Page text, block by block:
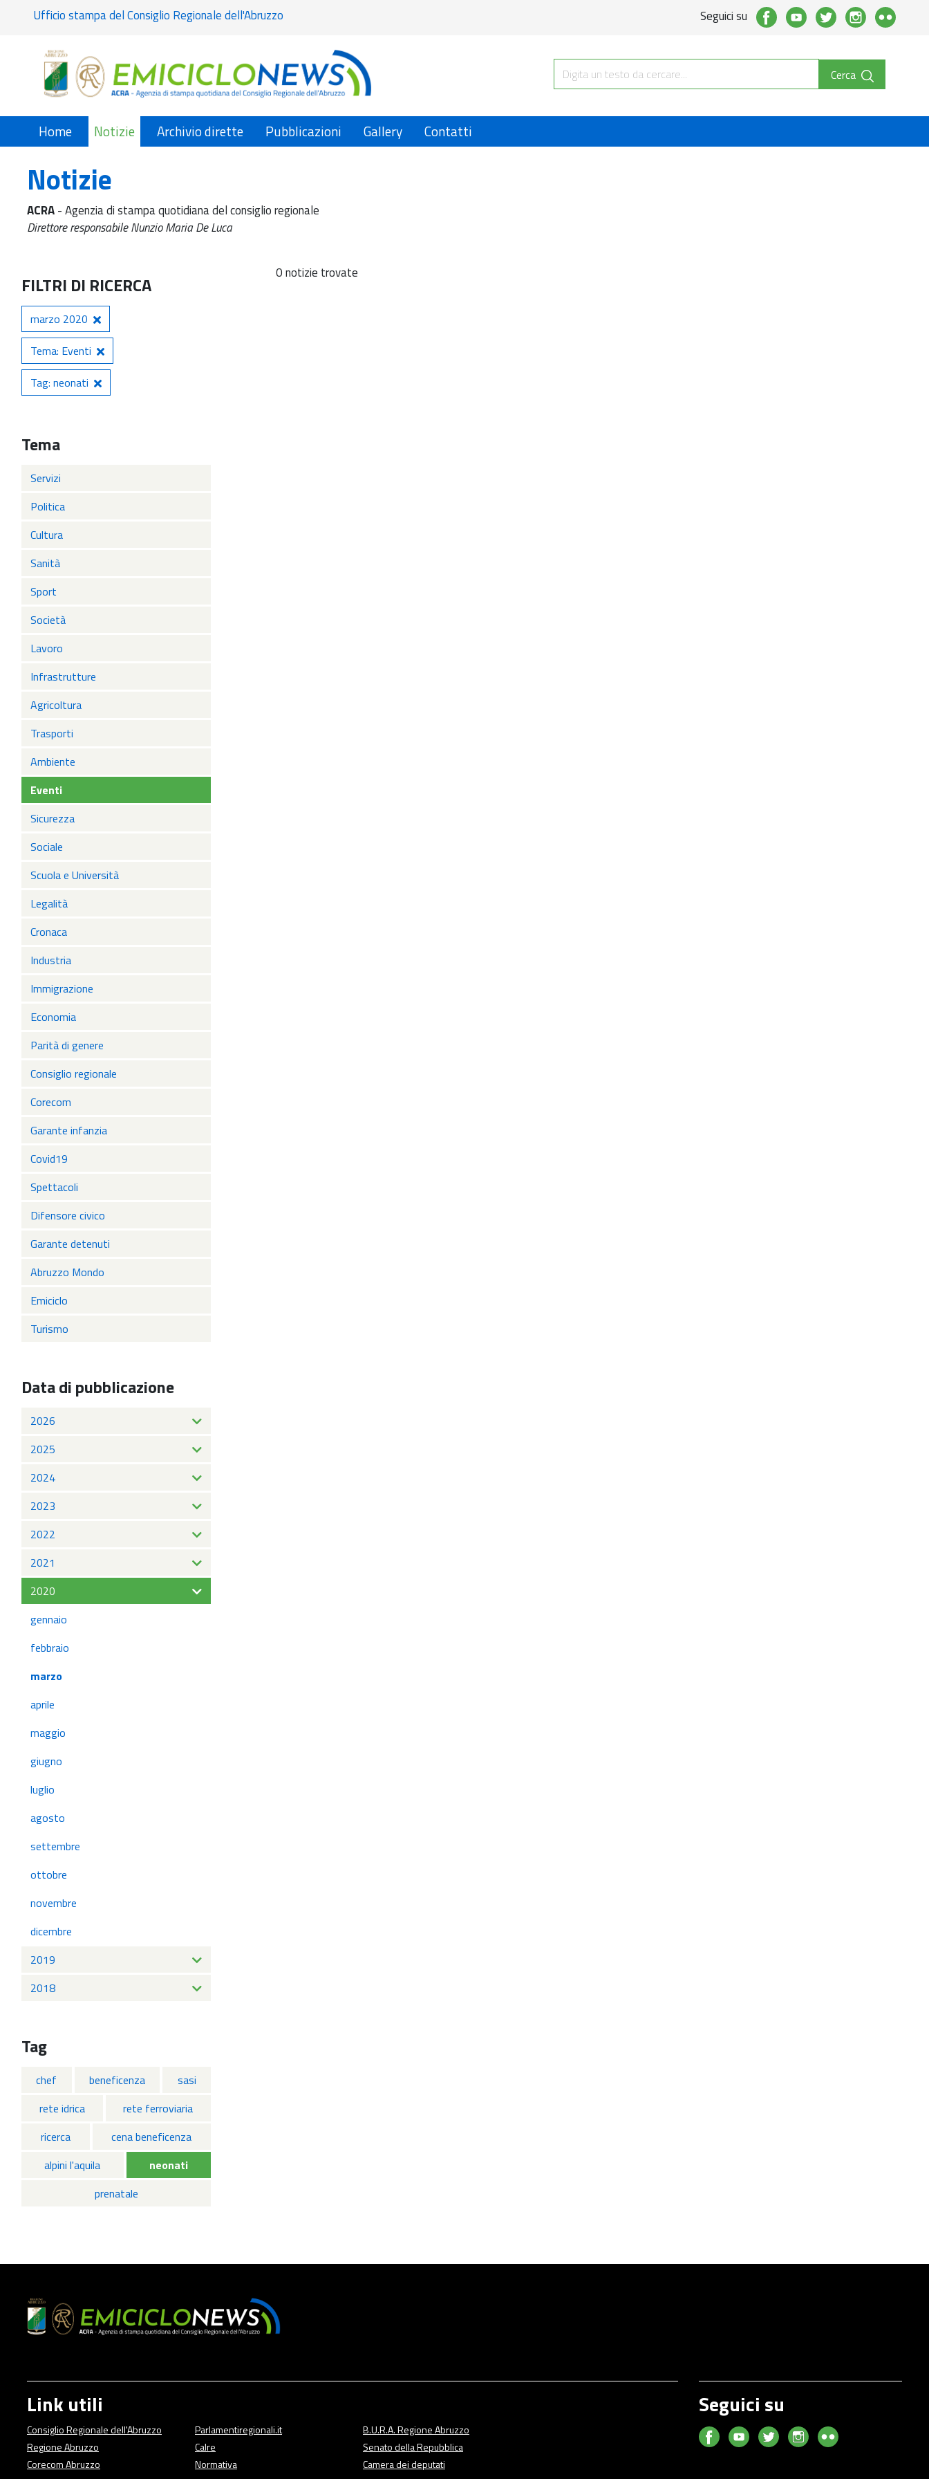
Ufficio stampa del Consiglio Regionale dell'Abruzzo Seguici su
Cerca
Home Notizie Archivio dirette Pubblicazioni Gallery Contatti
Notizie
ACRA- Agenzia di stampa quotidiana del consiglio regionale
Direttore responsabile Nunzio Maria De Luca
FILTRI DI RICERCA
marzo 2020
Tema: Eventi
Tag: neonati
Tema
Servizi
Politica
Cultura
Sanità
Sport
Società
Lavoro
Infrastrutture
Agricoltura
Trasporti
Ambiente
Eventi
Sicurezza
Sociale
Scuola e Università
Legalità
Cronaca
Industria
Immigrazione
Economia
Parità di genere
Consiglio regionale
Corecom
Garante infanzia
Covid19
Spettacoli
Difensore civico
Garante detenuti
Abruzzo Mondo
Emiciclo
Turismo
Data di pubblicazione
2026
2025
2024
2023
2022
2021
2020
gennaio
febbraio
marzo
aprile
maggio
giugno
luglio
agosto
settembre
ottobre
novembre
dicembre
2019
2018
Tag
chef beneficenza
sasi
rete idrica
rete ferroviaria
ricerca
cena beneficenza
alpini l'aquila
neonati
prenatale
0 notizie trovate
Link utili
Consiglio Regionale dell'Abruzzo
Regione Abruzzo
Corecom Abruzzo
Parlamentiregionali.it
Calre
Normativa
B.U.R.A. Regione Abruzzo
Senato della Repubblica
Camera dei deputati
Seguici su